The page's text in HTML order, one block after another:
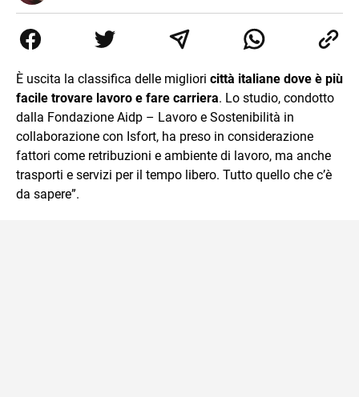
di trasformare la passione per la scrittura in un lavoro, e
da lì non mi sono più fermata. L’attualità è il mio pane
mente.
È uscita la classifica delle migliori città italiane dove è più
facile trovare lavoro e fare carriera. Lo studio, condotto
dalla Fondazione Aidp – Lavoro e Sostenibilità in
collaborazione con Isfort, ha preso in considerazione
fattori come retribuzioni e ambiente di lavoro, ma anche
trasporti e servizi per il tempo libero. Tutto quello che c’è
da sapere”.